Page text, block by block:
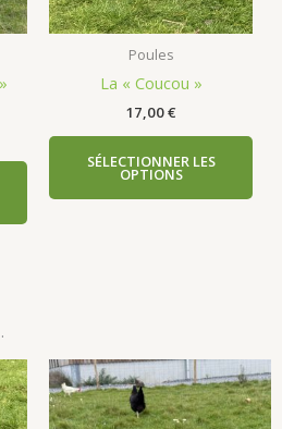
Poules
La « Coucou »
17,00€
SÉLECTIONNER LES
OPTIONS